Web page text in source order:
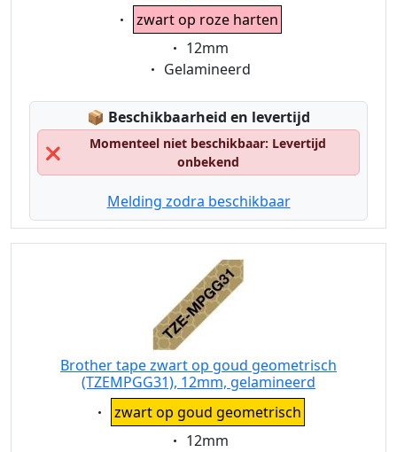
Eigenschaft:
zwart op roze harten
Eigenschaft:
12mm
Eigenschaft:
Gelamineerd
📦 Lagerstatus:
Beschikbaarheid en levertijd
❌
Momenteel niet beschikbaar: Levertijd
onbekend
Melding zodra beschikbaar
Brother tape zwart op goud geometrisch
(TZEMPGG31), 12mm, gelamineerd
Eigenschaft:
zwart op goud geometrisch
Eigenschaft:
12mm